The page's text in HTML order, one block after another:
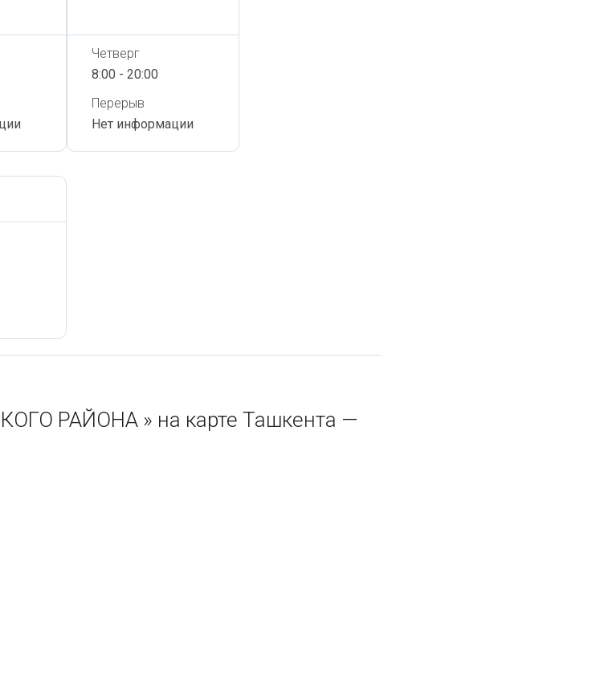
Четверг
8:00 - 20:00
Перерыв
Нет информации
РАЙОНА » на карте Ташкента —